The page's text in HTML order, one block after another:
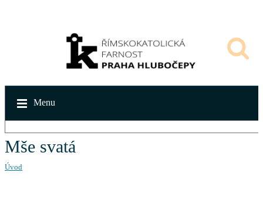
Menu
Mše svatá
Úvod